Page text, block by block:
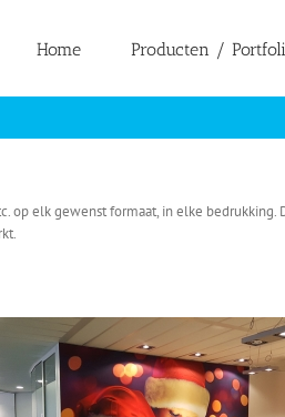
Home Producten /
op elk gewenst formaat, in elke